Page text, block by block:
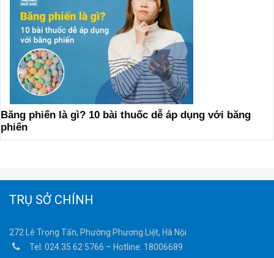
Băng phiến là gì? 10 bài thuốc dễ áp dụng với băng
phiến
TRỤ SỞ CHÍNH
272 Lê Trọng Tấn, Phường Phương Liệt, Hà Nội
Tel: 024.35 62 5766 – Hotline: 18006689